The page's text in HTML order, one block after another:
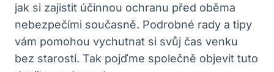
jak si zajistit účinnou ochranu před oběma
nebezpečími současně. Podrobné rady a tipy
vám pomohou vychutnat si svůj čas venku
bez starostí. Tak pojďme společně objevit tuto